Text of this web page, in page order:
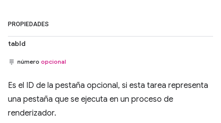
PROPIEDADES
tabId
número opcional
Es el ID de la pestaña opcional, si esta tarea representa
una pestaña que se ejecuta en un proceso de
renderizador.